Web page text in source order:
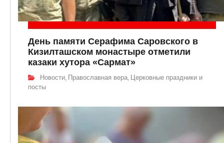
День памяти Серафима Саровского в
Кизилташском монастыре отметили
казаки хутора «Сармат»
Новости Православная вера
Церковные праздники и
посты